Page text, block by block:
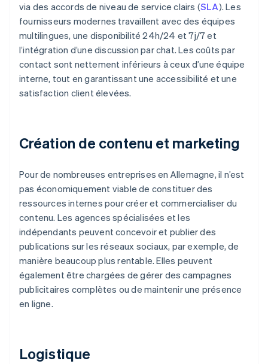
via des accords de niveau de service clairs (SLA). Les
fournisseurs modernes travaillent avec des équipes
multilingues, une disponibilité 24h/24 et 7j/7 et
l’intégration d’une discussion par chat. Les coûts par
contact sont nettement inférieurs à ceux d’une équipe
interne, tout en garantissant une accessibilité et une
satisfaction client élevées.
Création de contenu et marketing
Pour de nombreuses entreprises en Allemagne, il n’est
pas économiquement viable de constituer des
ressources internes pour créer et commercialiser du
contenu. Les agences spécialisées et les
indépendants peuvent concevoir et publier des
publications sur les réseaux sociaux, par exemple, de
manière beaucoup plus rentable. Elles peuvent
également être chargées de gérer des campagnes
publicitaires complètes ou de maintenir une présence
en ligne.
Logistique